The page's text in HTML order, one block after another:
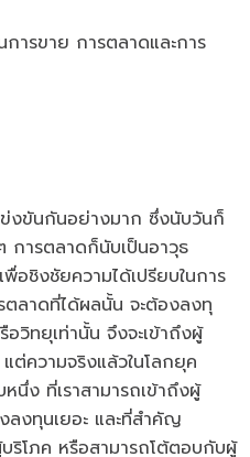
ารขาย การตลาดและการ
ขันกันอย่างมาก ซึ่งนับวันก็
การตลาดก็นับเป็นอาวุธ
อชิงชัยความได้เปรียบในการ
ลาดที่ได้ผลนั้น จะต้องลงทุ
วิทยุเท่านั้น จึงจะเข้าถึงผู้
ามจริงแล้วในโลกยุค
ง ที่เราสามารถเข้าถึงผู้
ลงทุนเยอะ และที่สำคัญ
ริโภค หรือสามารถโต้ตอบกับผู้